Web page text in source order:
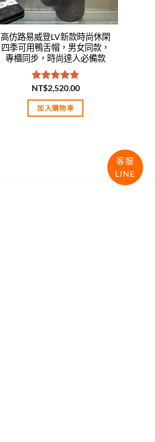
高仿路易威登LV新款時尚休閑
四季可用鴨舌帽，男女同款，
專櫃同步，時尚達人必備款
評分5.00
滿分 5
NT$2,520.00
加入購物車
客服
LINE